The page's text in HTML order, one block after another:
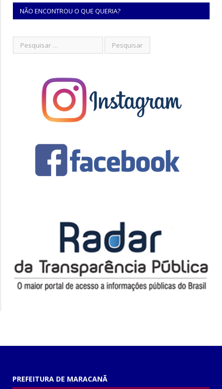
NÃO ENCONTROU O QUE QUERIA?
PREFEITURA DE MARACANÃ